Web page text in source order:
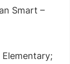
Smart –